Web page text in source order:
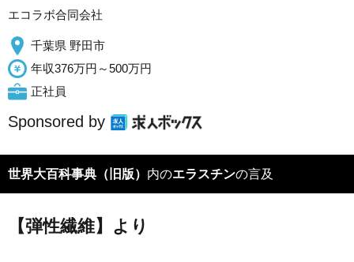
エコラボ合同会社
千葉県 野田市
年収376万円～500万円
正社員
Sponsored by
世界大百科事典（旧版） 内のエラスチンの言及
【弾性繊維】より